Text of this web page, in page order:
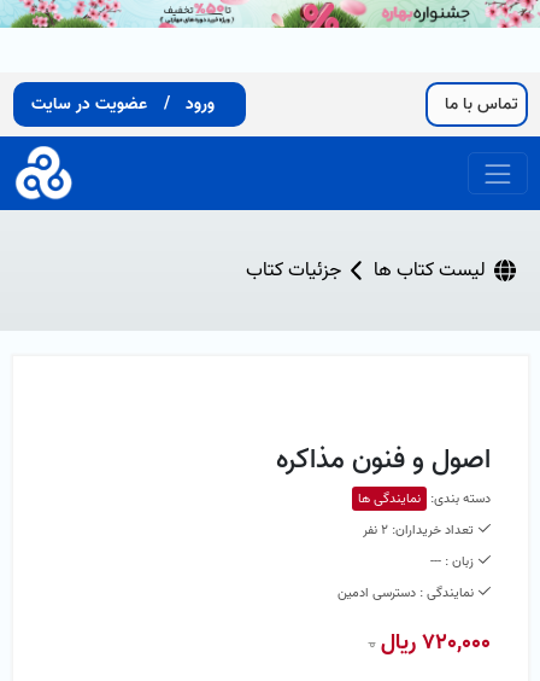
ورود / عضویت در سایت تماس با ما
لیست کتاب ها جزئیات کتاب
اصول و فنون مذاکره
دسته بندی: نمایندگی ها
تعداد خریداران: 2 نفر
زبان : ---
نمایندگی : دسترسی ادمین
720,000 ريال 0